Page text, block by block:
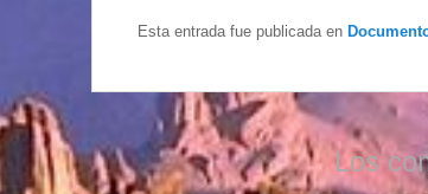
Esta entrada fue publicada en
Los